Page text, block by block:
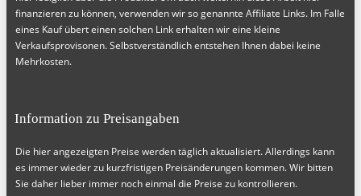
finanzieren zu können, verwenden wir so genannte Affiliate Links. Im Falle
eines Kauf übert einen solchen Link erhalten wir eine kleine
Verkaufsprovisonen. Selbstverständlich entstehen Ihnen dabei keine
Mehrkosten.
Information zu Preisangaben
Die hier angezeigten Preise werden täglich aktualisiert. Allerdings kann
es immer wieder zu kurzfristigen Preisänderungen kommen. Wir bitten
Sie daher lieber immer noch einmal die Preise zu kontrollieren.